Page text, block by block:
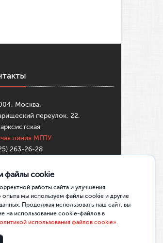
Москва,
переулок, 22.
линия МГПУ
263-26-28
mostbettr.xyz/
pincocasinotr.xyz/
skycrownau.online/
файлы cookie
работы сайта и улучшения
опыта мы используем файлы cookie и другие
Продолжая использовать наш сайт, вы
на использование cookie-файлов в
использования файлов cookie».